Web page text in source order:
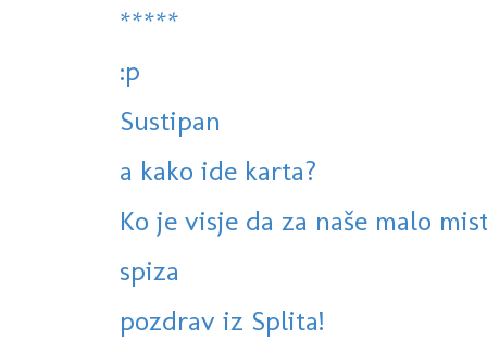
*****
:p
Sustipan
a kako ide karta?
Ko je visje da za naše malo
spiza
pozdrav iz Splita!